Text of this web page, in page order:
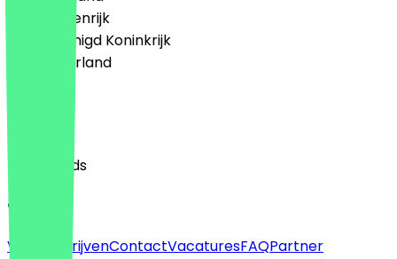
🇦🇹 Oostenrijk
🇬🇧 Verenigd Koninkrijk
🇳🇱 Nederland
English
Nederlands
Over
Voor bedrijvenContactVacaturesFAQPartner